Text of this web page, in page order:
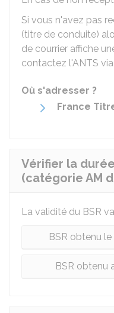
Si vous n'avez pas
(titre de conduite)
de courrier affiche
contactez l'ANTS
Où s'adresser ?
France
Vérifier la
(catégorie AM
La validité du BSR
BSR obtenu le
BSR obtenu